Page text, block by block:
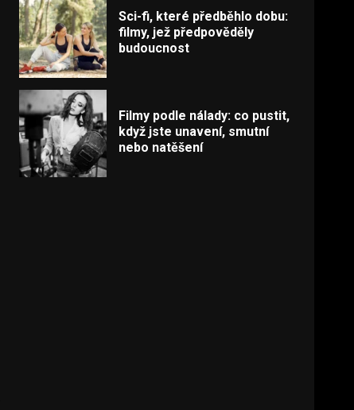
Sci-fi, které předběhlo dobu:
filmy, jež předpověděly
budoucnost
Filmy podle nálady: co pustit,
když jste unavení, smutní
nebo natěšení